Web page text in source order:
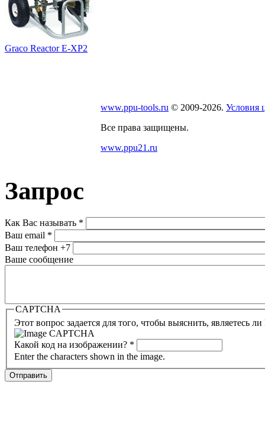
Graсo Reactor E-XP2
www.ppu-tools.ru © 2009-2026. Условия
Все права защищены.
www.ppu21.ru
Запрос
Как Вас называть *
Ваш email *
Ваш телефон +7
Ваше сообщение
CAPTCHA
Этот вопрос задается для того, чтобы выяснить, являетесь
Какой код на изображении? *
Enter the characters shown in the image.